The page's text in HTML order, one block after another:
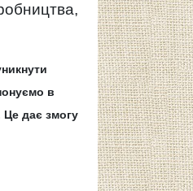
в
Це дає змогу